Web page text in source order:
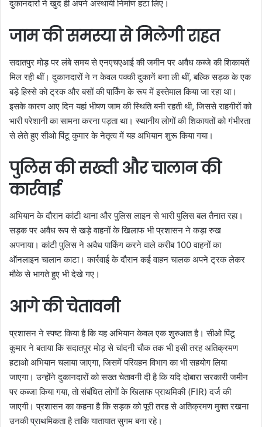
दुकानदारों ने खुद ही अपने अस्थायी निर्माण हटा लिए।
जाम की समस्या से मिलेगी राहत
सदातपुर मोड़ पर लंबे समय से एनएचएआई की जमीन पर अवैध कब्जे की शिकायतें
मिल रही थीं। दुकानदारों ने न केवल पक्की दुकानें बना ली थीं, बल्कि सड़क के एक
बड़े हिस्से को ट्रक और बसों की पार्किंग के रूप में इस्तेमाल किया जा रहा था।
इसके कारण आए दिन यहां भीषण जाम की स्थिति बनी रहती थी, जिससे राहगीरों को
भारी परेशानी का सामना करना पड़ता था। स्थानीय लोगों की शिकायतों को गंभीरता
से लेते हुए सीओ पिंटू कुमार के नेतृत्व में यह अभियान शुरू किया गया।
पुलिस की सख्ती और चालान की
कार्रवाई
अभियान के दौरान कांटी थाना और पुलिस लाइन से भारी पुलिस बल तैनात रहा।
सड़क पर अवैध रूप से खड़े वाहनों के खिलाफ भी प्रशासन ने कड़ा रुख
अपनाया। कांटी पुलिस ने अवैध पार्किंग करने वाले करीब 100 वाहनों का
ऑनलाइन चालान काटा। कार्रवाई के दौरान कई वाहन चालक अपने ट्रक लेकर
मौके से भागते हुए भी देखे गए।
आगे की चेतावनी
प्रशासन ने स्पष्ट किया है कि यह अभियान केवल एक शुरुआत है। सीओ पिंटू
कुमार ने बताया कि सदातपुर मोड़ से चांदनी चौक तक भी इसी तरह अतिक्रमण
हटाओ अभियान चलाया जाएगा, जिसमें परिवहन विभाग का भी सहयोग लिया
जाएगा। उन्होंने दुकानदारों को सख्त चेतावनी दी है कि यदि दोबारा सरकारी जमीन
पर कब्जा किया गया, तो संबंधित लोगों के खिलाफ प्राथमिकी (FIR) दर्ज की
जाएगी। प्रशासन का कहना है कि सड़क को पूरी तरह से अतिक्रमण मुक्त रखना
उनकी प्राथमिकता है ताकि यातायात सुगम बना रहे।